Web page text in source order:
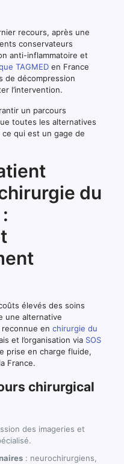
recours, après une
conservateurs
anti-inflammatoire et
TAGMEDen France
de décompression
l’intervention.
un parcours
toutes les alternatives
qui est un gage de
du
élevés des soins
une alternative
en chirurgie du
et l’organisation via SOS
prise en charge fluide,
France.
chirurgical
des imageries et
: neurochirurgiens,